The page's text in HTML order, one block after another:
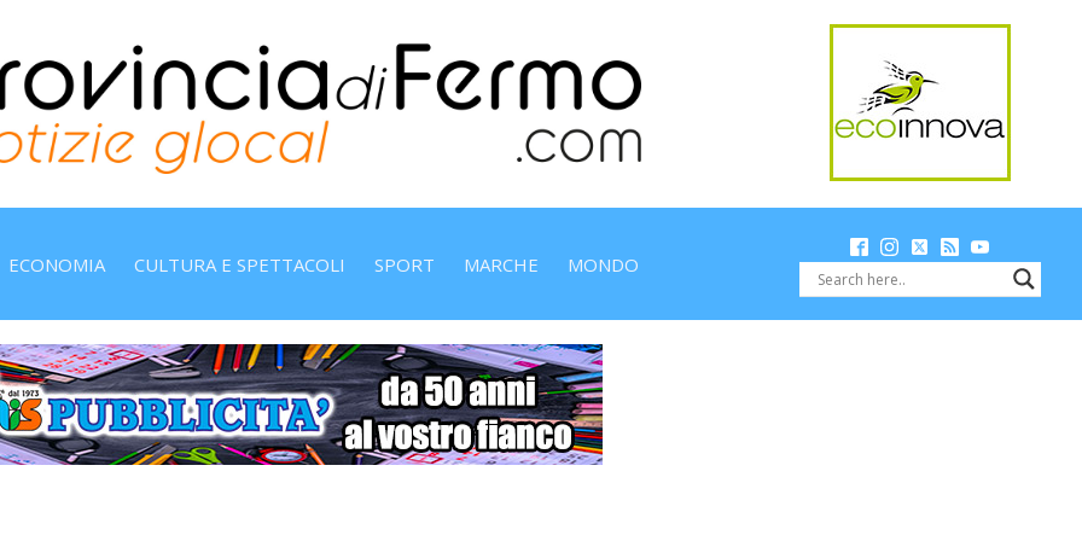
ECONOMIA CULTURA E SPETTACOLI SPORT MARCHE MONDO